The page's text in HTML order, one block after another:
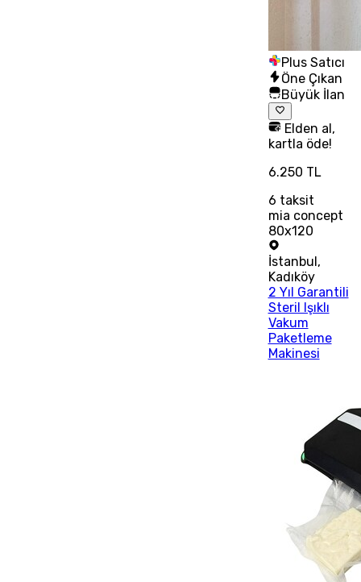
Plus Satıcı
Öne Çıkan
Büyük İlan
Elden al,
kartla öde!
6.250 TL
6 taksit
mia concept
80x120
İstanbul ,
Kadıköy
2 Yıl Garantili
Steril Işıklı
Vakum
Paketleme
Makinesi